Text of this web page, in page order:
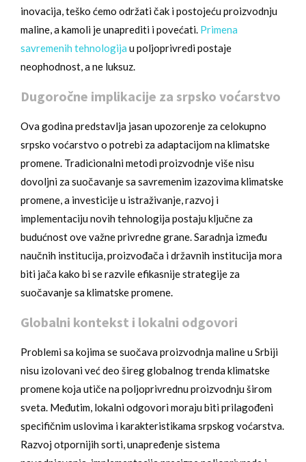
inovacija, teško ćemo održati čak i postojeću proizvodnju
maline, a kamoli je unaprediti i povećati. Primena
savremenih tehnologija u poljoprivredi postaje
neophodnost, a ne luksuz.
Dugoročne implikacije za srpsko voćarstvo
Ova godina predstavlja jasan upozorenje za celokupno
srpsko voćarstvo o potrebi za adaptacijom na klimatske
promene. Tradicionalni metodi proizvodnje više nisu
dovoljni za suočavanje sa savremenim izazovima klimatske
promene, a investicije u istraživanje, razvoj i
implementaciju novih tehnologija postaju ključne za
budućnost ove važne privredne grane. Saradnja između
naučnih institucija, proizvođača i državnih institucija mora
biti jača kako bi se razvile efikasnije strategije za
suočavanje sa klimatske promene.
Globalni kontekst i lokalni odgovori
Problemi sa kojima se suočava proizvodnja maline u Srbiji
nisu izolovani već deo šireg globalnog trenda klimatske
promene koja utiče na poljoprivrednu proizvodnju širom
sveta. Međutim, lokalni odgovori moraju biti prilagođeni
specifičnim uslovima i karakteristikama srpskog voćarstva.
Razvoj otpornijih sorti, unapređenje sistema